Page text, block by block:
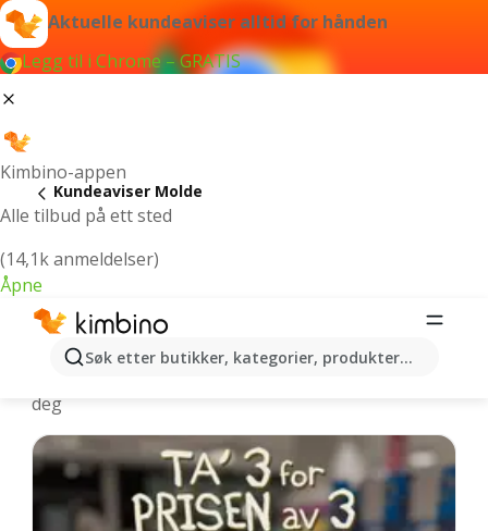
Aktuelle kundeaviser alltid for hånden
Legg til i Chrome – GRATIS
Kimbino-appen
Alle tilbud på ett sted
(14,1k anmeldelser)
Åpne
Søk etter butikker, kategorier, produkter...
Kundeaviser Molde
Molde - Nyeste kundeaviser
deg